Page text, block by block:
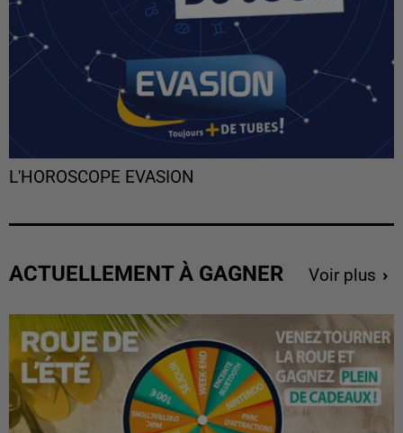
L'HOROSCOPE EVASION
ACTUELLEMENT À GAGNER Voir plus